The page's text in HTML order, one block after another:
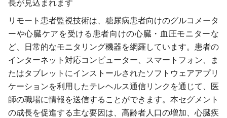
長が見込まれます
リモート患者監視技術は、糖尿病患者向けのグルコメータ
ーや心臓ケアを受ける患者向けの心臓・血圧モニターな
ど、日常的なモニタリング機器を網羅しています。患者の
インターネット対応コンピューター、スマートフォン、ま
たはタブレットにインストールされたソフトウェアアプリ
ケーションを利用したテレヘルス通信リンクを通じて、医
師の職場に情報を送信することができます。本セグメント
の成長を促進する主な要因は、高齢者人口の増加、心臓疾